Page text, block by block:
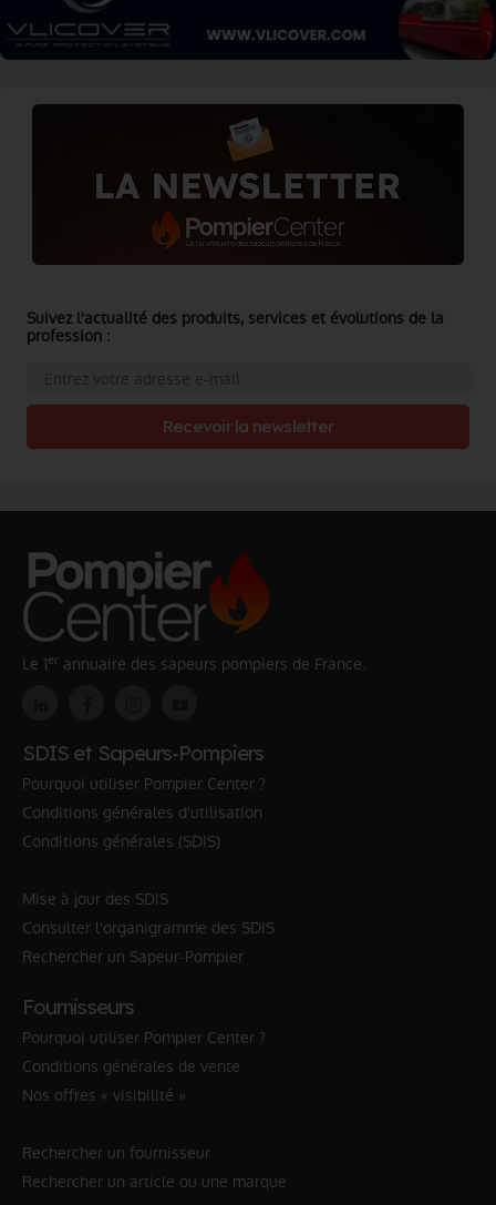
Suivez l'actualité des produits, services et évolutions de la
profession :
Recevoir la newsletter
Le 1er annuaire des sapeurs pompiers de France.
SDIS et Sapeurs-Pompiers
Pourquoi utiliser Pompier Center ?
Conditions générales d'utilisation
Conditions générales (SDIS)
Mise à jour des SDIS
Consulter l'organigramme des SDIS
Rechercher un Sapeur-Pompier
Fournisseurs
Pourquoi utiliser Pompier Center ?
Conditions générales de vente
Nos offres « visibilité »
Rechercher un fournisseur
Rechercher un article ou une marque